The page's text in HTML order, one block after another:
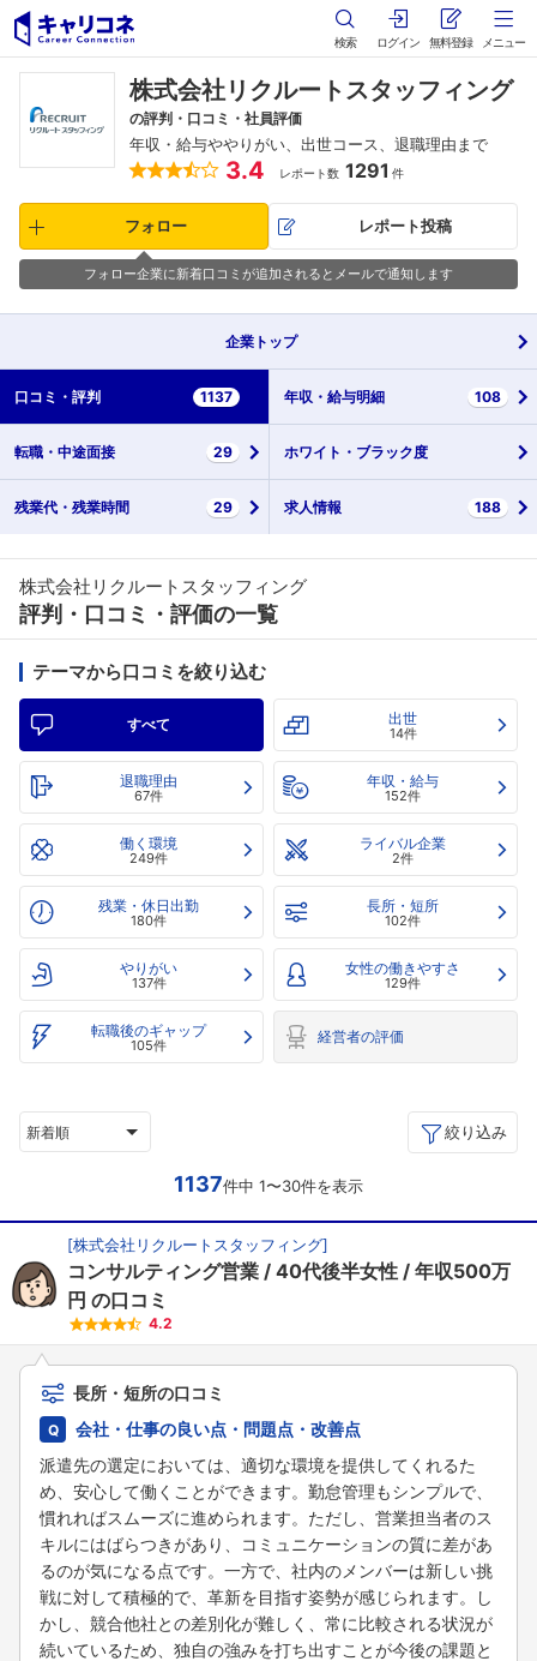
検索 ログイン 無料登録 メニュー
株式会社リクルートスタッフィング
の評判・口コミ・社員評価
年収・給与ややりがい、出世コース、退職理由まで
3.4 レポート数 1291 件
フォロー レポート投稿
フォロー企業に新着口コミが追加されるとメールで通知します
企業 トップ
口コミ・ 評判 1137 年収・ 給与明細 108
転職・ 中途面接 29 ホワイト・ ブラック度
残業代・ 残業時間 29 求人情報 188
株式会社リクルートスタッフィング
評判・口コミ・評価の一覧
テーマから口コミを絞り込む
すべて 出世
14件
退職理由
67件
年収・給与
152件
働く環境
249件
ライバル企業
2件
残業・休日出勤
180件
長所・短所
102件
やりがい
137件
女性の働きやすさ
129件
転職後のギャップ
105件 経営者の評価
新着順 絞り込み
1137件中 1〜30件を表示
[株式会社リクルートスタッフィング]
コンサルティング営業 40代後半女性
年収500万
円 の口コミ
4.2
長所・短所の口コミ
会社・仕事の良い点・問題点・改善点
派遣先の選定においては、適切な環境を提供してくれるた
め、安心して働くことができます。勤怠管理もシンプルで、
慣れればスムーズに進められます。ただし、営業担当者のス
キルにはばらつきがあり、コミュニケーションの質に差があ
るのが気になる点です。一方で、社内のメンバーは新しい挑
戦に対して積極的で、革新を目指す姿勢が感じられます。し
かし、競合他社との差別化が難しく、常に比較される状況が
続いているため、独自の強みを打ち出すことが今後の課題と